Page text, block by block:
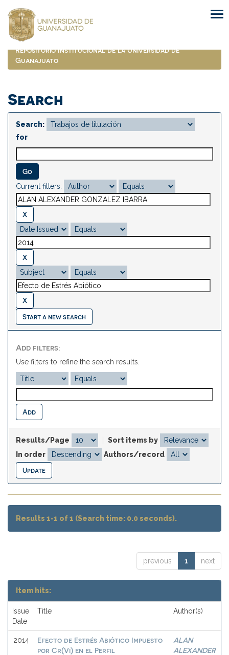
navigation
Repositorio Institucional de la Universidad de
Guanajuato
Search
Search:
for
Current filters:
Start a new search
Add filters:
Use filters to refine the search results.
Results/Page
Sort items by
In order
Authors/record
Results 1-1 of 1 (Search time: 0.0 seconds).
previous 1 next
Item hits:
Issue
Date
Title Author(s)
2014
Efecto de Estrés Abiótico Impuesto
por Cr(Vi) en el Perfil
ALAN
ALEXANDER